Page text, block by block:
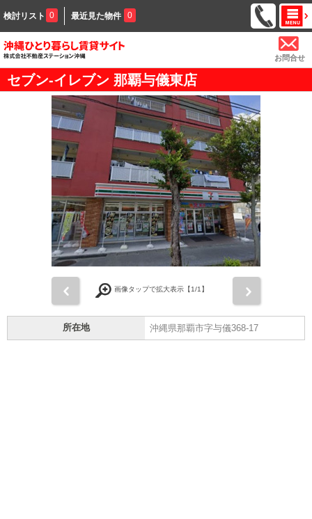
検討リスト 0 最近見た物件 0
お問合せ
セブン-イレブン 那覇与儀東店
画像タップで拡大表示【1/1】
所在地 沖縄県那覇市字与儀368-17